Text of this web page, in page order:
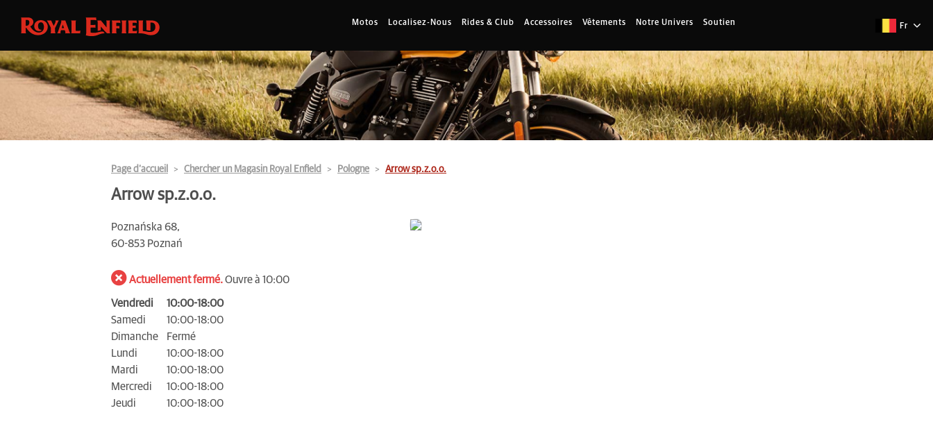
Motos Localisez-Nous Rides & Club Accessoires Vêtements Notre Univers Soutien Fr
Page d’accueil Chercher un Magasin Royal Enfield Pologne Arrow sp.z.o.o.
Arrow sp.z.o.o.
Poznańska 68,
60-853 Poznań
Actuellement fermé.Ouvre à 10:00
Vendredi
10:00-18:00
Samedi
10:00-18:00
Dimanche
Fermé
Lundi
10:00-18:00
Mardi
10:00-18:00
Mercredi
10:00-18:00
Jeudi
10:00-18:00